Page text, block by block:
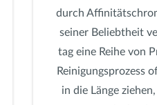
durch
seiner Beliebtheit
tag eine Reihe von
Reinigungsprozess
in die Länge